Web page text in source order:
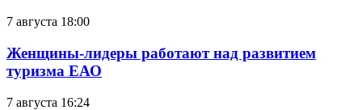
7 августа 18:00
Женщины-лидеры работают над развитием
туризма ЕАО
7 августа 16:24